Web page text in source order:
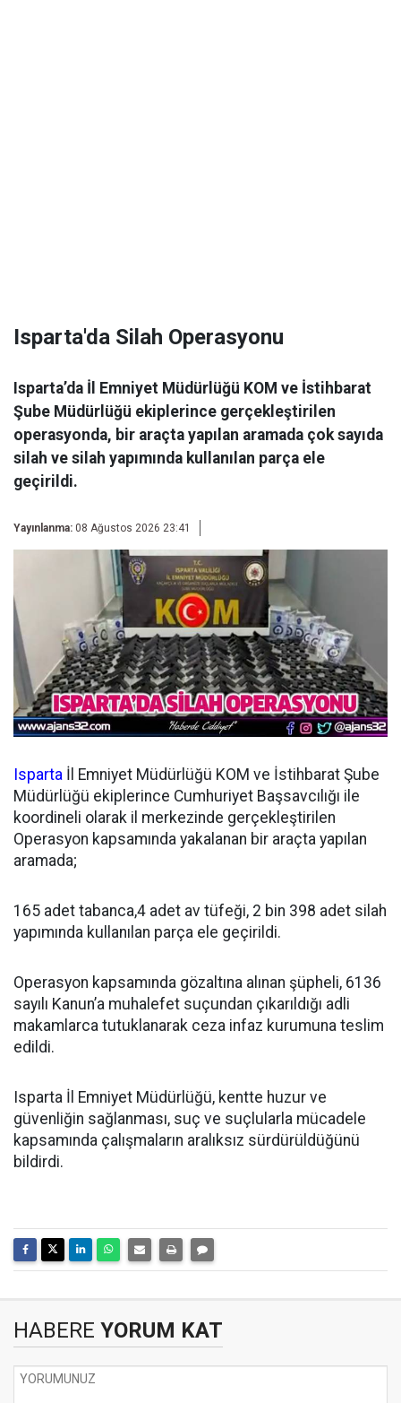
Isparta'da Silah Operasyonu
Isparta’da İl Emniyet Müdürlüğü KOM ve İstihbarat
Şube Müdürlüğü ekiplerince gerçekleştirilen
operasyonda, bir araçta yapılan aramada çok sayıda
silah ve silah yapımında kullanılan parça ele
geçirildi.
Yayınlanma: 08 Ağustos 2026 23:41
Isparta İl Emniyet Müdürlüğü KOM ve İstihbarat Şube
Müdürlüğü ekiplerince Cumhuriyet Başsavcılığı ile
koordineli olarak il merkezinde gerçekleştirilen
Operasyon kapsamında yakalanan bir araçta yapılan
aramada;
165 adet tabanca,4 adet av tüfeği, 2 bin 398 adet silah
yapımında kullanılan parça ele geçirildi.
Operasyon kapsamında gözaltına alınan şüpheli, 6136
sayılı Kanun’a muhalefet suçundan çıkarıldığı adli
makamlarca tutuklanarak ceza infaz kurumuna teslim
edildi.
Isparta İl Emniyet Müdürlüğü, kentte huzur ve
güvenliğin sağlanması, suç ve suçlularla mücadele
kapsamında çalışmaların aralıksız sürdürüldüğünü
bildirdi.
HABERE YORUM KAT